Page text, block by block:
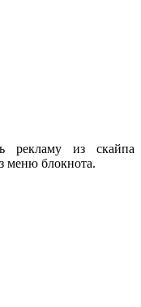
рекламу из скайпа
меню блокнота.